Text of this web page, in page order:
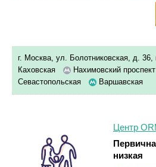
г. Москва, ул. Болотниковская, д. 36,
Каховская
Нахимовский проспект
Севастопольская
Варшавская
Центр
низкая